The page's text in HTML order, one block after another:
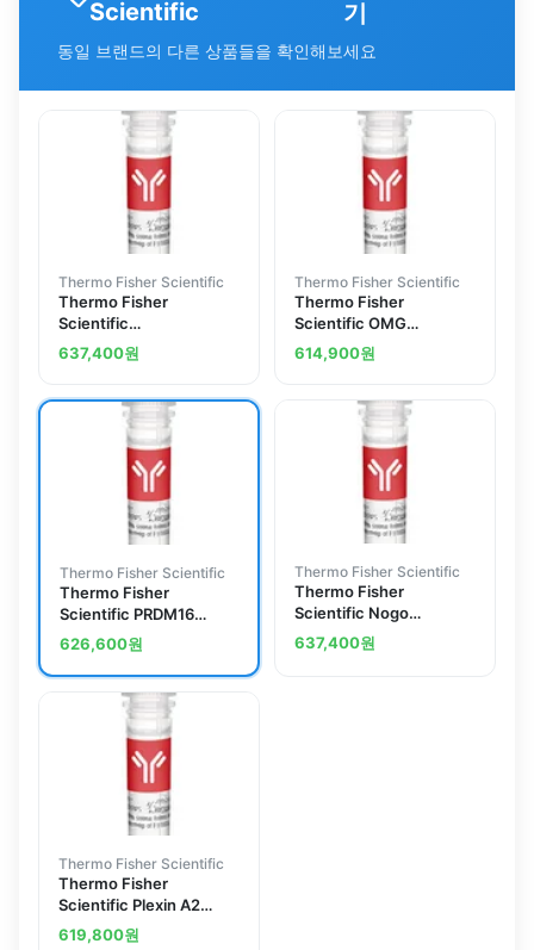
Scientific 기
동일 브랜드의 다른 상품들을 확인해보세요
Thermo Fisher Scientific
Thermo Fisher
Scientific
Apolipoprotein D
Polyclonal Antibody
637,400원
Thermo Fisher Scientific
Thermo Fisher
Scientific OMG
Polyclonal Antibody
614,900원
Thermo Fisher Scientific
Thermo Fisher
Scientific PRDM16
Polyclonal Antibody
626,600원
Thermo Fisher Scientific
Thermo Fisher
Scientific Nogo
Receptor Polyclonal
Antibody
637,400원
Thermo Fisher Scientific
Thermo Fisher
Scientific Plexin A2
Polyclonal Antibody
619,800원